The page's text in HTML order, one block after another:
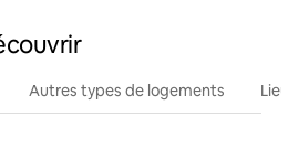
Autres types de logements